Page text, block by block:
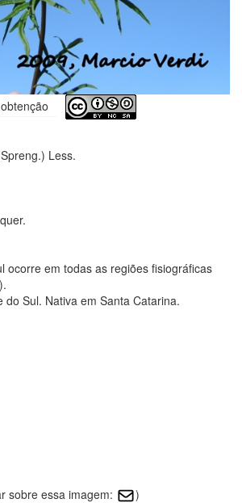
Less.
ocorre em todas as regiões fisiográficas
do Sul. Nativa em Santa Catarina.
sobre essa imagem:
)